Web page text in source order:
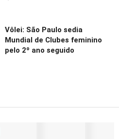
Vôlei: São Paulo sedia
Mundial de Clubes feminino
pelo 2º ano seguido